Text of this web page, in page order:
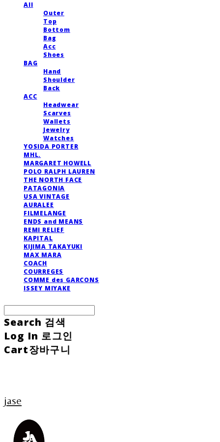
All
Outer
Top
Bottom
Bag
Acc
Shoes
BAG
Hand
Shoulder
Back
ACC
Headwear
Scarves
Wallets
Jewelry
Watches
YOSIDA PORTER
MHL.
MARGARET HOWELL
POLO RALPH LAUREN
THE NORTH FACE
PATAGONIA
USA VINTAGE
AURALEE
FILMELANGE
ENDS and MEANS
REMI RELIEF
KAPITAL
KIJIMA TAKAYUKI
MAX MARA
COACH
COURREGES
COMME des GARCONS
ISSEY MIYAKE
Search 검색
Log In 로그인
Cart장바구니
jase